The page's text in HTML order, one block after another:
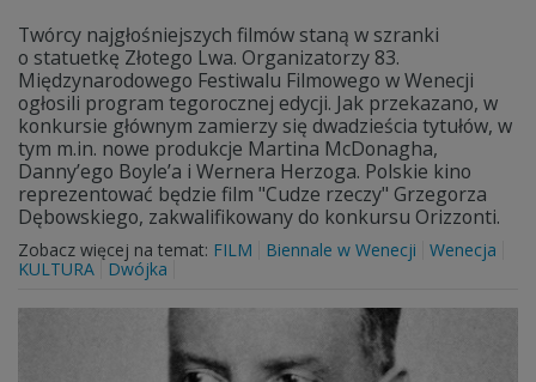
Twórcy najgłośniejszych filmów staną w szranki
o statuetkę Złotego Lwa. Organizatorzy 83.
Międzynarodowego Festiwalu Filmowego w Wenecji
ogłosili program tegorocznej edycji. Jak przekazano, w
konkursie głównym zamierzy się dwadzieścia tytułów, w
tym m.in. nowe produkcje Martina McDonagha,
Danny’ego Boyle’a i Wernera Herzoga. Polskie kino
reprezentować będzie film "Cudze rzeczy" Grzegorza
Dębowskiego, zakwalifikowany do konkursu Orizzonti.
Zobacz więcej na temat: FILM Biennale w Wenecji
Wenecja
KULTURA
Dwójka